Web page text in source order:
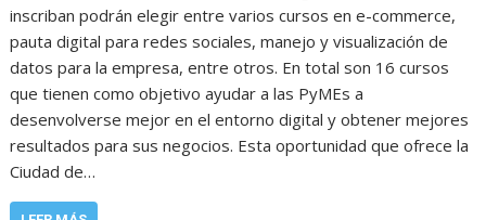
inscriban podrán elegir entre varios cursos en e-commerce,
pauta digital para redes sociales, manejo y visualización de
datos para la empresa, entre otros. En total son 16 cursos
que tienen como objetivo ayudar a las PyMEs a
desenvolverse mejor en el entorno digital y obtener mejores
resultados para sus negocios. Esta oportunidad que ofrece la
Ciudad de…